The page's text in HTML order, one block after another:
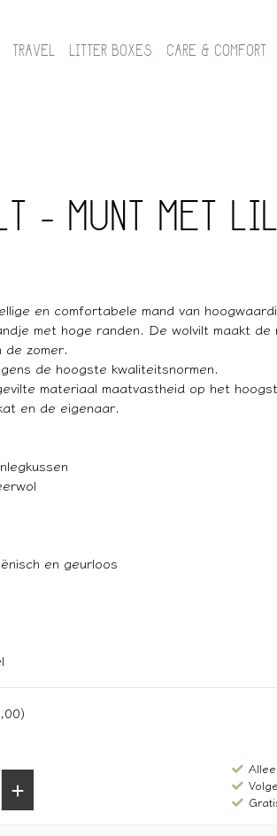
TRAVEL LITTER BOXES CARE & COMFORT
- MUNT MET
en comfortabele mand van
met hoge randen. De wolvilt maakt de
de zomer.
de hoogste kwaliteitsnormen.
materiaal maatvastheid op het
en de eigenaar.
en geurloos